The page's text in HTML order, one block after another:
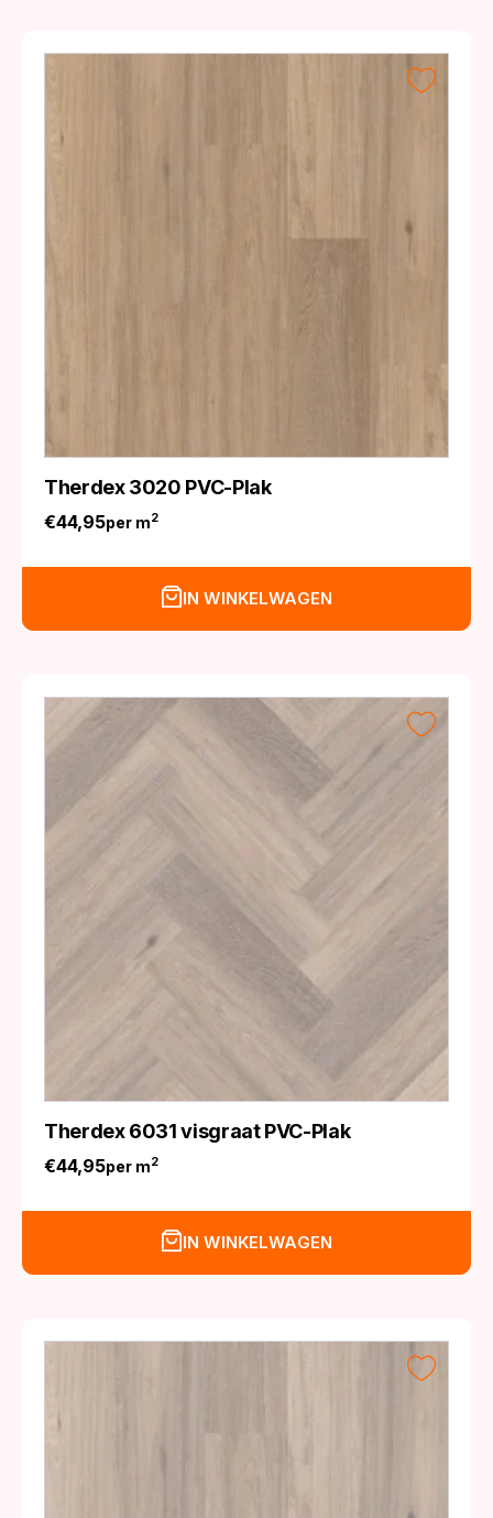
Therdex 3020 PVC-Plak
€44,95per m2
IN WINKELWAGEN
Therdex 6031 visgraat PVC-Plak
€44,95per m2
IN WINKELWAGEN